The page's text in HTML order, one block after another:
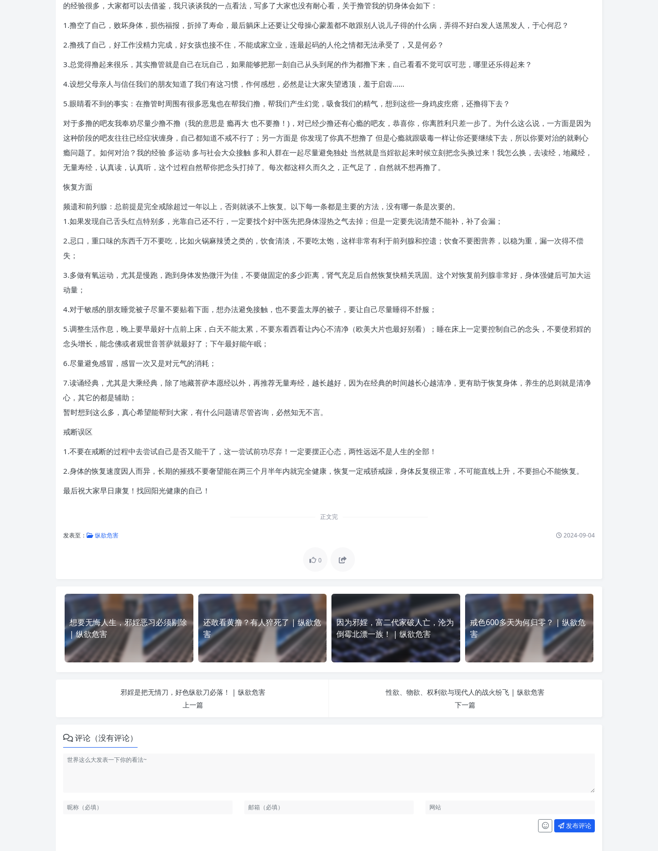
的经验很多，大家都可以去借鉴，我只谈谈我的一点看法，写多了大家也没有耐心看，关于撸管我的切身体会如下：
1.撸空了自己，败坏身体，损伤福报，折掉了寿命，最后躺床上还要让父母操心蒙羞都不敢跟别人说儿子得的什么病，弄得不好白发人送黑发人，于心何忍？
2.撸残了自己，好工作没精力完成，好女孩也接不住，不能成家立业，连最起码的人伦之情都无法承受了，又是何必？
3.总觉得撸起来很乐，其实撸管就是自己在玩自己，如果能够把那一刻自己从头到尾的作为都撸下来，自己看看不觉可叹可悲，哪里还乐得起来？
4.设想父母亲人与信任我们的朋友知道了我们有这习惯，作何感想，必然是让大家失望透顶，羞于启齿……
5.眼睛看不到的事实：在撸管时周围有很多恶鬼也在帮我们撸，帮我们产生幻觉，吸食我们的精气，想到这些一身鸡皮疙瘩，还撸得下去？
对于多撸的吧友我奉劝尽量少撸不撸（我的意思是 瘾再大 也不要撸！)，对已经少撸还有心瘾的吧友，恭喜你，你离胜利只差一步了。为什么这么说，一方面是因为
这种阶段的吧友往往已经症状缠身，自己都知道不戒不行了；另一方面是 你发现了你真不想撸了 但是心瘾就跟吸毒一样让你还要继续下去，所以你要对治的就剩心
瘾问题了。如何对治？我的经验 多运动 多与社会大众接触 多和人群在一起尽量避免独处 当然就是当婬欲起来时候立刻把念头换过来！我怎么换，去读经，地藏经，
无量寿经，认真读，认真听，这个过程自然帮你把念头打掉了。每次都这样久而久之，正气足了，自然就不想再撸了。
恢复方面
频遗和前列腺：总前提是完全戒除超过一年以上，否则就谈不上恢复。以下每一条都是主要的方法，没有哪一条是次要的。
1.如果发现自己舌头红点特别多，光靠自己还不行，一定要找个好中医先把身体湿热之气去掉；但是一定要先说清楚不能补，补了会漏；
2.忌口，重口味的东西千万不要吃，比如火锅麻辣烫之类的，饮食清淡，不要吃太饱，这样非常有利于前列腺和控遗；饮食不要图营养，以稳为重，漏一次得不偿
失；
3.多做有氧运动，尤其是慢跑，跑到身体发热微汗为佳，不要做固定的多少距离，肾气充足后自然恢复快精关巩固。这个对恢复前列腺非常好，身体强健后可加大运
动量；
4.对于敏感的朋友睡觉被子尽量不要贴着下面，想办法避免接触，也不要盖太厚的被子，要让自己尽量睡得不舒服；
5.调整生活作息，晚上要早最好十点前上床，白天不能太累，不要东看西看让内心不清净（欧美大片也最好别看）；睡在床上一定要控制自己的念头，不要使邪婬的
念头增长，能念佛或者观世音菩萨就最好了；下午最好能午眠；
6.尽量避免感冒，感冒一次又是对元气的消耗；
7.读诵经典，尤其是大乘经典，除了地藏菩萨本愿经以外，再推荐无量寿经，越长越好，因为在经典的时间越长心越清净，更有助于恢复身体，养生的总则就是清净
心，其它的都是辅助；
暂时想到这么多，真心希望能帮到大家，有什么问题请尽管咨询，必然知无不言。
戒断误区
1.不要在戒断的过程中去尝试自己是否又能干了，这一尝试前功尽弃！一定要摆正心态，两性远远不是人生的全部！
2.身体的恢复速度因人而异，长期的摧残不要奢望能在两三个月半年内就完全健康，恢复一定戒骄戒躁，身体反复很正常，不可能直线上升，不要担心不能恢复。
最后祝大家早日康复！找回阳光健康的自己！
正文完
发表至： 纵欲危害 2024-09-04
0
想要无悔人生，邪婬恶习必须剔除
| 纵欲危害
还敢看黄撸？有人猝死了 | 纵欲危
害
因为邪婬，富二代家破人亡，沦为
倒霉北漂一族！ | 纵欲危害
戒色600多天为何归零？ | 纵欲危
害
邪婬是把无情刀，好色纵欲刀必落！ | 纵欲危害
上一篇
性欲、物欲、权利欲与现代人的战火纷飞 | 纵欲危害
下一篇
评论（没有评论）
发布评论